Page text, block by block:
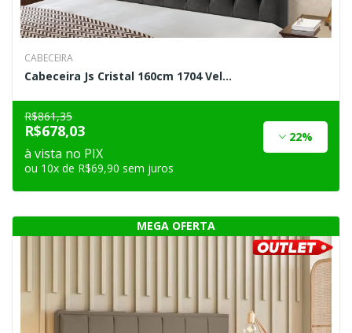
CABECEIRA
Cabeceira Js Cristal 160cm 1704 Vel...
R$861,35
R$678,03 22%
à vista no PIX
ou 10x de R$69,90 sem juros